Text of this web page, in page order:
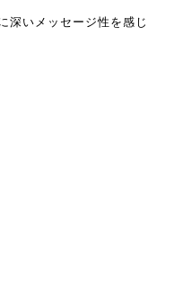
深いメッセージ性を感じ